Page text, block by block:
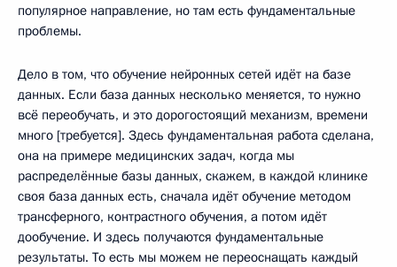
популярное направление, но там есть фундаментальные
проблемы.
Дело в том, что обучение нейронных сетей идёт на базе
данных. Если база данных несколько меняется, то нужно
всё переобучать, и это дорогостоящий механизм, времени
много [требуется]. Здесь фундаментальная работа сделана,
она на примере медицинских задач, когда мы
распределённые базы данных, скажем, в каждой клинике
своя база данных есть, сначала идёт обучение методом
трансферного, контрастного обучения, а потом идёт
дообучение. И здесь получаются фундаментальные
результаты. То есть мы можем не переоснащать каждый